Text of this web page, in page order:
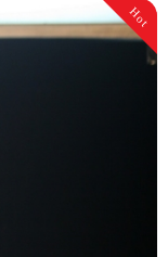
Hot